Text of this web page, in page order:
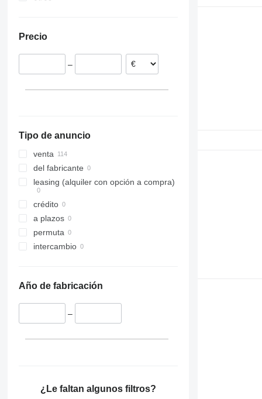
Estonia
Bélgica
Precio
–
Tipo de anuncio
venta
del fabricante
leasing (alquiler con opción a compra)
crédito
a plazos
permuta
intercambio
Año de fabricación
–
¿Le faltan algunos filtros?